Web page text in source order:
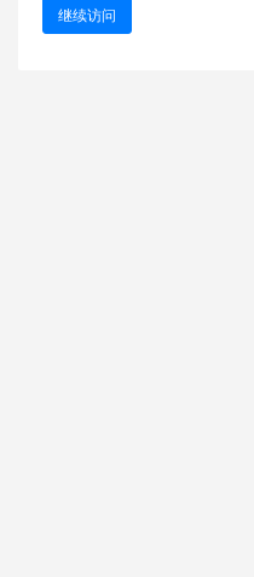
继续访问